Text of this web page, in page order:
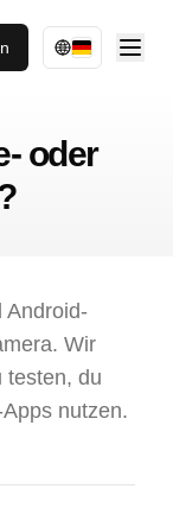
oder
Android-
Wir
testen, du
nutzen.